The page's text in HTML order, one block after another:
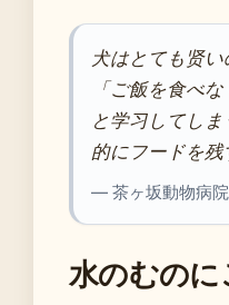
犬はとても贤い
「ご飯を食べ
と学习してしま
的にフードを残
— 茶ヶ坂動物病院
水のむの